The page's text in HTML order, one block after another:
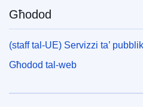
Għodod
(staff tal-UE) Servizzi ta’
Għodod tal-web